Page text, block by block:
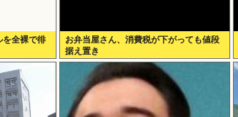
を全裸で徘
お弁当屋さん、消費税が下がっても値段
据え置き